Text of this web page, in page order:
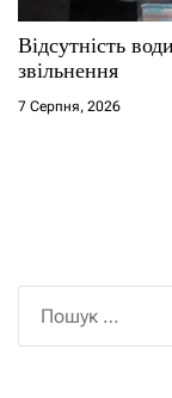
Відсутність
звільнення
7 Серпня, 2026